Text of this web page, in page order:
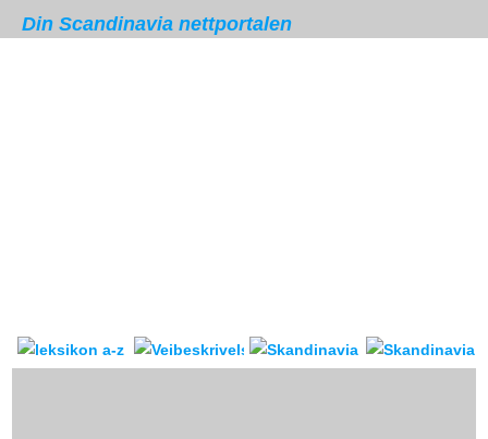
Din Scandinavia nettportalen
Skandinavia leksikonVeibeskrivelse forum &